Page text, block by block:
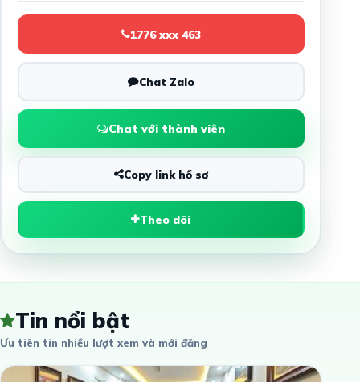
1776 xxx 463
Chat Zalo
Chat với thành viên
Copy link hồ sơ
Theo dõi
Tin nổi bật
Ưu tiên tin nhiều lượt xem và mới đăng